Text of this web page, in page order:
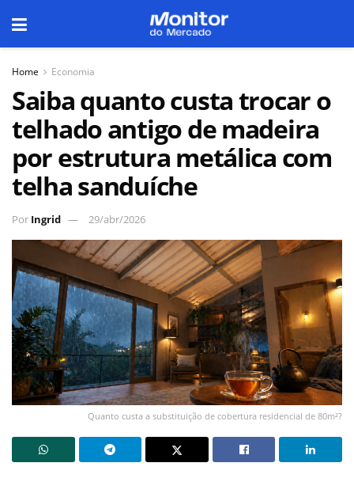
Home Economia
Saiba quanto custa trocar o
telhado antigo de madeira
por estrutura metálica com
telha sanduíche
Por Ingrid 29/abr/2026
Quanto custa a substituição de cobertura residencial de 80m²?